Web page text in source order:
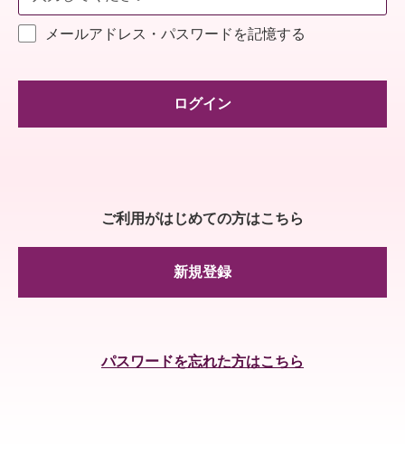
メールアドレス・パスワードを記憶する
ログイン
ご利用がはじめての方はこちら
新規登録
パスワードを忘れた方はこちら